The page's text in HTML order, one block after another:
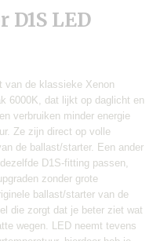
LED
van de klassieke Xenon
6000K, dat lijkt op daglicht en
verbruiken minder energie
Ze zijn direct op volle
de ballast/starter. Een ander
D1S-fitting passen,
zonder grote
ballast/starter van de
die zorgt dat je beter ziet wat
wegen. LED neemt tevens